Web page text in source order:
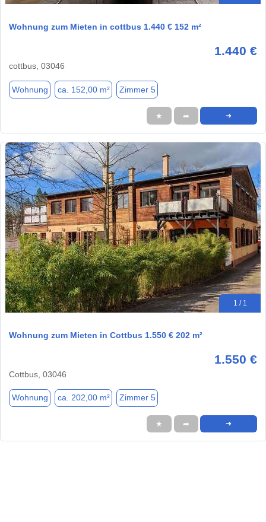
Wohnung zum Mieten in cottbus 1.440 € 152 m²
1.440 €
cottbus, 03046
Wohnung ca. 152,00 m² Zimmer 5
★ ➦ ➜
1 / 1
Wohnung zum Mieten in Cottbus 1.550 € 202 m²
1.550 €
Cottbus, 03046
Wohnung ca. 202,00 m² Zimmer 5
★ ➦ ➜